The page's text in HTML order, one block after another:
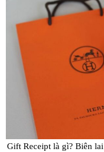
Gift Receipt là gì? Biên